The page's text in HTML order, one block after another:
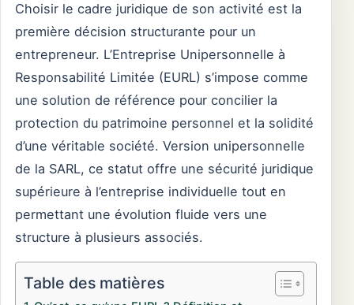
Choisir le cadre juridique de son activité est la
première décision structurante pour un
entrepreneur. L’Entreprise Unipersonnelle à
Responsabilité Limitée (EURL) s’impose comme
une solution de référence pour concilier la
protection du patrimoine personnel et la solidité
d’une véritable société. Version unipersonnelle
de la SARL, ce statut offre une sécurité juridique
supérieure à l’entreprise individuelle tout en
permettant une évolution fluide vers une
structure à plusieurs associés.
Table des matières